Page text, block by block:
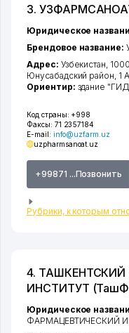
3.
Код страны: +998
Факсы: 71 2357184
E-mail: info@uzfarm.uz
uzpharmsanoat.uz
+99871 ...Позвонить
Рубрики, к которым
Юридическое
Брендовое название:
Адрес: Узбекистан,
Юнусабадский район, 1
Ориентир: здание
4.
ИНСТИТУТ
Юридическое
ФАРМАЦЕВТИЧЕСКИЙ